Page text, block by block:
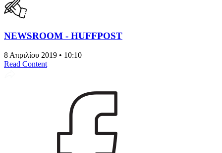
NEWSROOM - HUFFPOST
8 Απριλίου 2019 • 10:10
Read Content